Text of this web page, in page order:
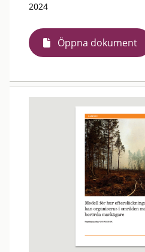
2024
Öppna dokument